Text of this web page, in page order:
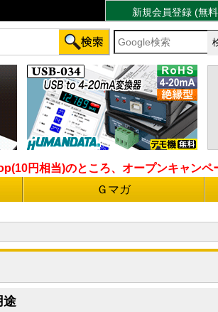
新規会員登録 (無
円相当)のところ、オープンキャン
Ｇマガ
途